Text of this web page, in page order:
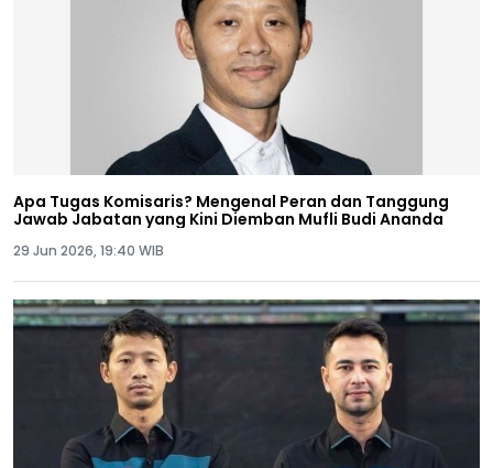
Apa Tugas Komisaris? Mengenal Peran dan Tanggung
Jawab Jabatan yang Kini Diemban Mufli Budi Ananda
29 Jun 2026, 19:40 WIB